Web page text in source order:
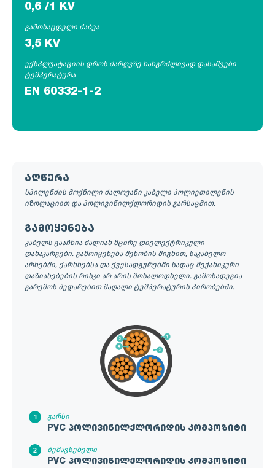
0,6 /1 KV
გამოსაცდელი ძაბვა
3,5 KV
ექსპლუატაციის დროს ძარღვზე ხანგრძლივად დასაშვები
ტემპერატურა
EN 60332-1-2
აღწერა
სპილენძის მოქნილი ძალოვანი კაბელი პოლიეთილენის
იზოლაციით და პოლივინილქლორიდის გარსაცმით.
გამოყენება
კაბელს გააჩნია ძალიან მცირე დიელექტრიკული
დანაკარგები. გამოიყენება შენობის შიგნით, საკაბელო
არხებში, ქარხნებსა და ქვესადგურებში სადაც მექანიკური
დაზიანებების რისკი არ არის მოსალოდნელი. გამოსადეგია
გარემოს შედარებით მაღალი ტემპერატურის პირობებში.
გარსი
PVC პოლივინილქლორიდის კომპოზიტი
შემავსებელი
PVC პოლივინილქლორიდის კომპოზიტი